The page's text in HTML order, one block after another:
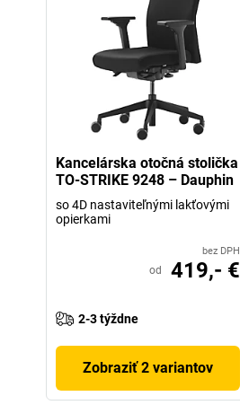
Kancelárska otočná stolička
TO-STRIKE 9248 – Dauphin
so 4D nastaviteľnými lakťovými
opierkami
bez DPH
od 419,- €
2-3 týždne
Zobraziť 2 variantov